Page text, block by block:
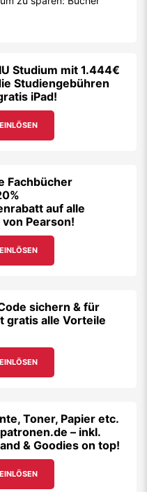
Studium mit 1.444€
Studiengebühren
iPad!
Fachbücher
auf alle
Pearson!
sichern & für
gratis alle Vorteile
Toner, Papier etc.
– inkl.
& Goodies on top!